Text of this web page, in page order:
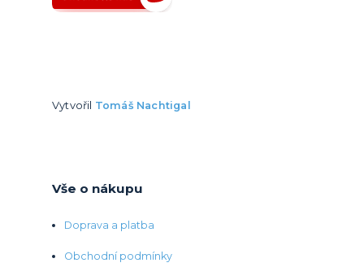
Vytvořil Tomáš Nachtigal
Vše o nákupu
Doprava a platba
Obchodní podmínky